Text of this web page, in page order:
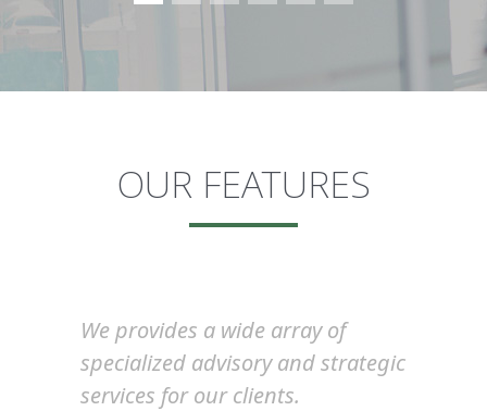
OUR FEATURES
We provides a wide array of
specialized advisory and strategic
services for our clients.